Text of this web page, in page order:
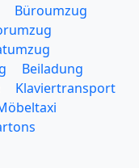
Büroumzug
Beiladung
Klaviertransport